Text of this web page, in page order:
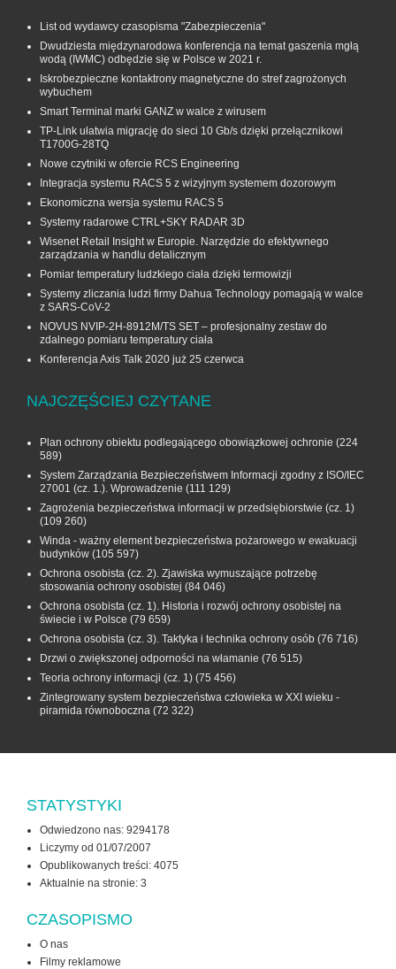
List od wydawcy czasopisma "Zabezpieczenia"
Dwudziesta międzynarodowa konferencja na temat gaszenia mgłą
wodą (IWMC) odbędzie się w Polsce w 2021 r.
Iskrobezpieczne kontaktrony magnetyczne do stref zagrożonych
wybuchem
Smart Terminal marki GANZ w walce z wirusem
TP-Link ułatwia migrację do sieci 10 Gb/s dzięki przełącznikowi
T1700G‑28TQ
Nowe czytniki w ofercie RCS Engineering
Integracja systemu RACS 5 z wizyjnym systemem dozorowym
Ekonomiczna wersja systemu RACS 5
Systemy radarowe CTRL+SKY RADAR 3D
Wisenet Retail Insight w Europie. Narzędzie do efektywnego
zarządzania w handlu detalicznym
Pomiar temperatury ludzkiego ciała dzięki termowizji
Systemy zliczania ludzi firmy Dahua Technology pomagają w walce
z SARS-CoV-2
NOVUS NVIP-2H-8912M/TS SET – profesjonalny zestaw do
zdalnego pomiaru temperatury ciała
Konferencja Axis Talk 2020 już 25 czerwca
NAJCZĘŚCIEJ CZYTANE
Plan ochrony obiektu podlegającego obowiązkowej ochronie (224
589)
System Zarządzania Bezpieczeństwem Informacji zgodny z ISO/IEC
27001 (cz. 1.). Wprowadzenie (111 129)
Zagrożenia bezpieczeństwa informacji w przedsiębiorstwie (cz. 1)
(109 260)
Winda - ważny element bezpieczeństwa pożarowego w ewakuacji
budynków (105 597)
Ochrona osobista (cz. 2). Zjawiska wymuszające potrzebę
stosowania ochrony osobistej (84 046)
Ochrona osobista (cz. 1). Historia i rozwój ochrony osobistej na
świecie i w Polsce (79 659)
Ochrona osobista (cz. 3). Taktyka i technika ochrony osób (76 716)
Drzwi o zwiększonej odporności na włamanie (76 515)
Teoria ochrony informacji (cz. 1) (75 456)
Zintegrowany system bezpieczeństwa człowieka w XXI wieku -
piramida równoboczna (72 322)
STATYSTYKI
Odwiedzono nas: 9294178
Liczymy od 01/07/2007
Opublikowanych treści: 4075
Aktualnie na stronie: 3
CZASOPISMO
O nas
Filmy reklamowe